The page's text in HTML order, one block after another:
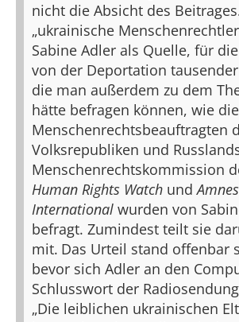
nicht die Absicht des
„ukrainische
Sabine Adler als Quelle, für
von der Deportation
die man außerdem zu dem
hätte befragen können, wie die
Menschenrechtsbeauftragten
Volksrepubliken und
Menschenrechtskommission
Human Rights Watch und
International wurden von
befragt. Zumindest teilt sie
mit. Das Urteil stand offenbar
bevor sich Adler an den
Schlusswort der
„Die leiblichen ukrainischen